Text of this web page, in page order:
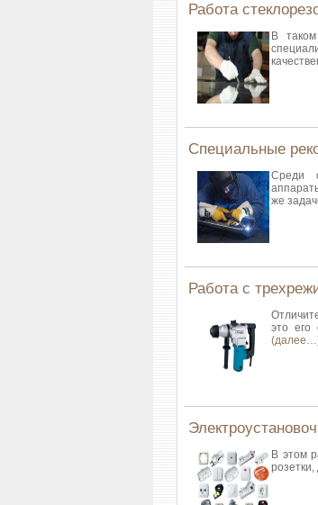
Работа
В
Специальные
Среди
же
Работа с
это его
В этом
розетки,